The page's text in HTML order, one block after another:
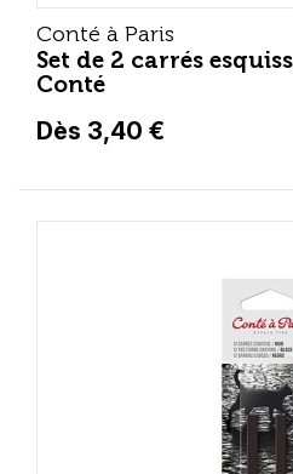
Conté à Paris
Set de 2 carrés
Conté
Dès 3,40 €